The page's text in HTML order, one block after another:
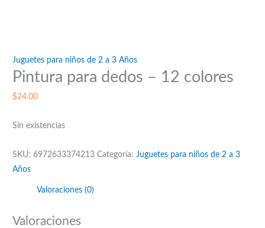
Juguetes para niños de 2 a 3 Años
Pintura para dedos – 12 colores
$24.00
Sin existencias
SKU:6972633374213 Categoría:Juguetes para niños de 2 a 3
Años
Valoraciones (0)
Valoraciones